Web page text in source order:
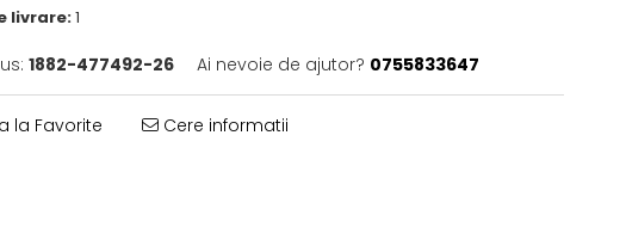
livrare:1
1882-477492-26 Ai nevoie de ajutor? 0755833647
la Favorite Cere informatii